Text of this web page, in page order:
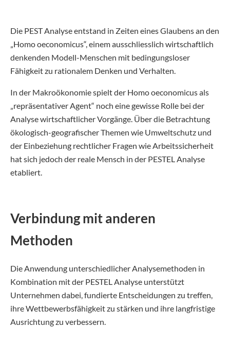
Die PEST Analyse entstand in Zeiten eines Glaubens an den
„Homo oeconomicus“, einem ausschliesslich wirtschaftlich
denkenden Modell-Menschen mit bedingungsloser
Fähigkeit zu rationalem Denken und Verhalten.
In der Makroökonomie spielt der Homo oeconomicus als
„repräsentativer Agent“ noch eine gewisse Rolle bei der
Analyse wirtschaftlicher Vorgänge. Über die Betrachtung
ökologisch-geografischer Themen wie Umweltschutz und
der Einbeziehung rechtlicher Fragen wie Arbeitssicherheit
hat sich jedoch der reale Mensch in der PESTEL Analyse
etabliert.
Verbindung mit anderen
Methoden
Die Anwendung unterschiedlicher Analysemethoden in
Kombination mit der PESTEL Analyse unterstützt
Unternehmen dabei, fundierte Entscheidungen zu treffen,
ihre Wettbewerbsfähigkeit zu stärken und ihre langfristige
Ausrichtung zu verbessern.